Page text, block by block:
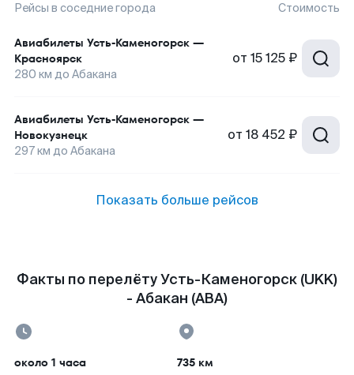
Рейсы в соседние города Стоимость
Авиабилеты Усть-Каменогорск —
Красноярск
280 км до Абакана
от 15 125 ₽
Авиабилеты Усть-Каменогорск —
Новокузнецк
297км до Абакана
от 18 452 ₽
Показать больше рейсов
Факты по перелёту Усть-Каменогорск (UKK)
- Абакан (ABA)
около 1 часа 735 км